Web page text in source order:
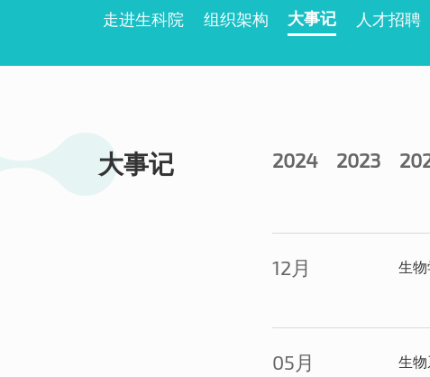
走进生科院 组织架构 大事记 人才招聘
大事记 2024 2023
12月 生
05月 生